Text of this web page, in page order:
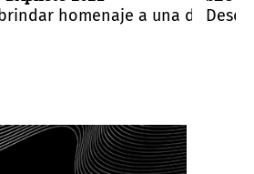
Homenajeen BAphoto a
lenguajes y
deOdA Arte, amalgama
homenaje a una de las